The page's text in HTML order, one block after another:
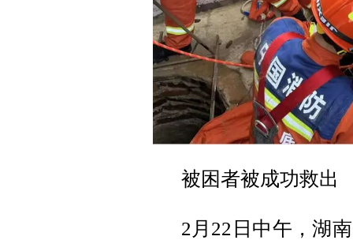
被困者被成功救出
2月22日中午，湖